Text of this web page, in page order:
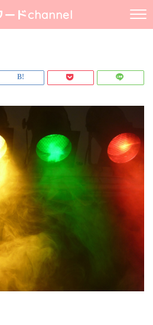
ードchannel